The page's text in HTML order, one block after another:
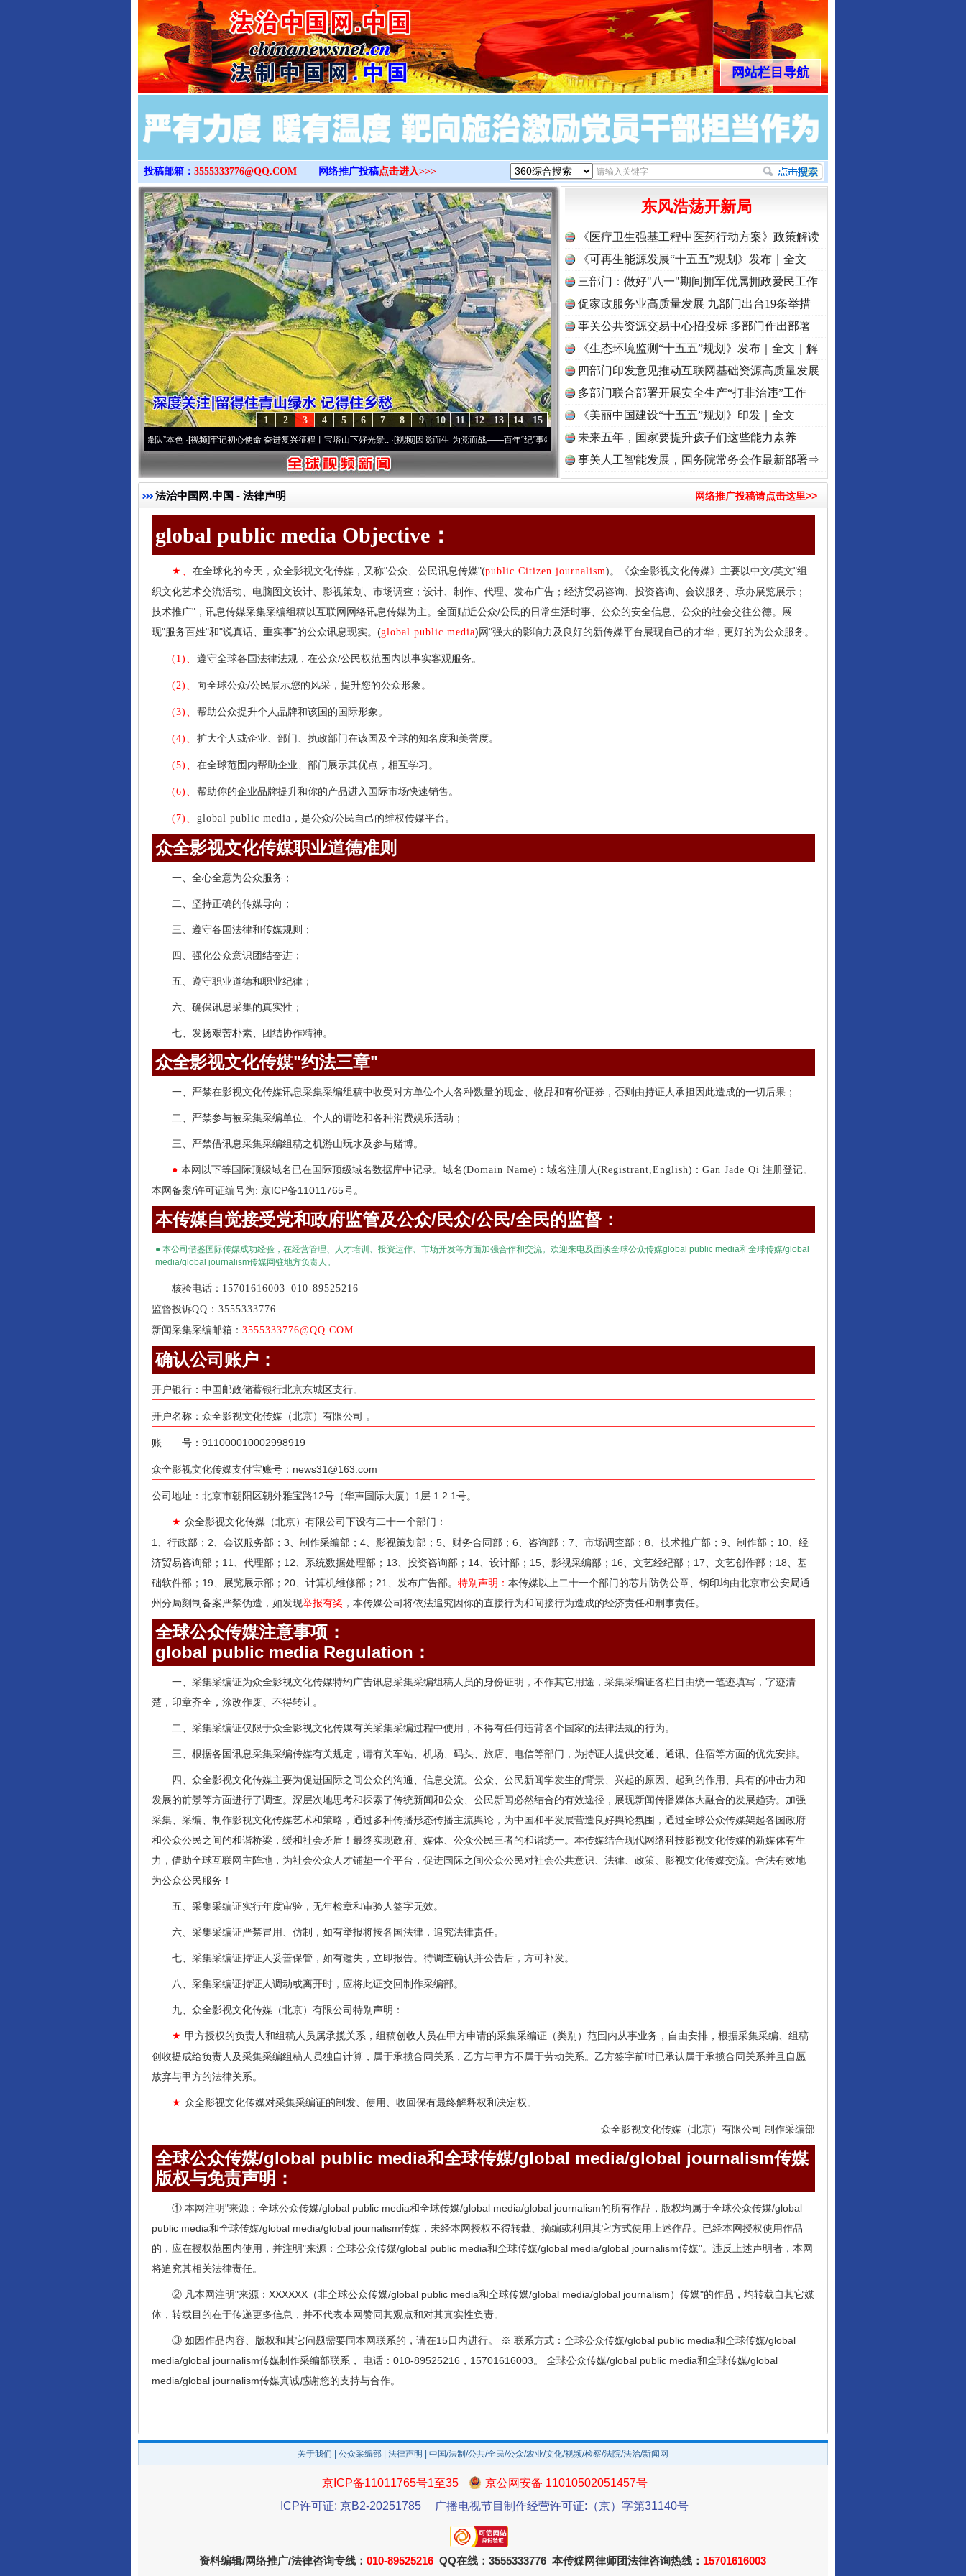
>
网站栏目导航
投稿邮箱： 3555333776@QQ.COM 网络推广投稿点击进入>>>
15
14
13
12
11
10
9
8
7
6
5
4
3
2
1
·[视频]牢记初心使命 奋进复兴征程丨宝塔山下好光景..·[视频]因党而生 为党而战——百年“纪”事⑧加强纪律.. ·[视频] 牢记初心使命 奋进复兴征程丨“转折之城”激荡..·[视频]牢记初心使命 奋进复兴征程丨红船起航处 潮起..
东风浩荡开新局
《医疗卫生强基工程中医药行动方案》政策解读
《可再生能源发展“十五五”规划》发布｜全文
三部门：做好"八一"期间拥军优属拥政爱民工作
促家政服务业高质量发展 九部门出台19条举措
事关公共资源交易中心招投标 多部门作出部署
《生态环境监测“十五五”规划》发布｜全文｜解
读
四部门印发意见推动互联网基础资源高质量发展
多部门联合部署开展安全生产“打非治违”工作
《美丽中国建设“十五五”规划》印发｜全文
未来五年，国家要提升孩子们这些能力素养
事关人工智能发展，国务院常务会作最新部署⇒
法治中国网.中国 - 法律声明 网络推广投稿请点击这里>>
global public media Objective：
★、 在全球化的今天，众全影视文化传媒，又称"公众、公民讯息传媒"(public Citizen journalism)。《众全影视文化传媒》主要以中文/英文"组
织文化艺术交流活动、电脑图文设计、影视策划、市场调查；设计、制作、代理、发布广告；经济贸易咨询、投资咨询、会议服务、承办展览展示；
技术推广"，讯息传媒采集采编组稿以互联网网络讯息传媒为主。全面贴近公众/公民的日常生活时事、公众的安全信息、公众的社会交往公德。展
现"服务百姓"和"说真话、重实事"的公众讯息现实。(global public media)网"强大的影响力及良好的新传媒平台展现自己的才华，更好的为公众服务。
(1)、 遵守全球各国法律法规，在公众/公民权范围内以事实客观服务。
(2)、 向全球公众/公民展示您的风采，提升您的公众形象。
(3)、 帮助公众提升个人品牌和该国的国际形象。
(4)、 扩大个人或企业、部门、执政部门在该国及全球的知名度和美誉度。
(5)、 在全球范围内帮助企业、部门展示其优点，相互学习。
(6)、 帮助你的企业品牌提升和你的产品进入国际市场快速销售。
(7)、 global public media ，是公众/公民自己的维权传媒平台。
众全影视文化传媒职业道德准则
一、全心全意为公众服务；
二、坚持正确的传媒导向；
三、遵守各国法律和传媒规则；
四、强化公众意识团结奋进；
五、遵守职业道德和职业纪律；
六、确保讯息采集的真实性；
七、发扬艰苦朴素、团结协作精神。
众全影视文化传媒"约法三章"
一、严禁在影视文化传媒讯息采集采编组稿中收受对方单位个人各种数量的现金、物品和有价证券，否则由持证人承担因此造成的一切后果；
二、严禁参与被采集采编单位、个人的请吃和各种消费娱乐活动；
三、严禁借讯息采集采编组稿之机游山玩水及参与赌博。
● 本网以下等国际顶级域名已在国际顶级域名数据库中记录。域名(Domain Name)：域名注册人(Registrant,English)： Gan Jade Qi 注册登记。
本网备案/许可证编号为: 京ICP备11011765号。
本传媒自觉接受党和政府监管及公众/民众/公民/全民的监督：
● 本公司借鉴国际传媒成功经验，在经营管理、人才培训、投资运作、市场开发等方面加强合作和交流。欢迎来电及面谈全球公众传媒global public media和全球传媒/global
media/global journalism传媒网驻地方负责人。
核验电话： 15701616003 010-89525216
监督投诉QQ：3555333776
新闻采集采编邮箱： 3555333776@QQ.COM
确认公司账户：
开户银行：中国邮政储蓄银行北京东城区支行。
开户名称：众全影视文化传媒（北京）有限公司 。
账 号：911000010002998919
众全影视文化传媒支付宝账号：news31@163.com
公司地址：北京市朝阳区朝外雅宝路12号（华声国际大厦）1层 1 2 1号。
★ 众全影视文化传媒（北京）有限公司下设有二十一个部门：
1、行政部；2、会议服务部；3、制作采编部；4、影视策划部；5、财务合同部；6、咨询部；7、市场调查部；8、技术推广部；9、制作部；10、经
济贸易咨询部；11、代理部；12、系统数据处理部；13、投资咨询部；14、设计部；15、影视采编部；16、文艺经纪部；17、文艺创作部；18、基
础软件部；19、展览展示部；20、计算机维修部；21、发布广告部。 特别声明： 本传媒以上二十一个部门的芯片防伪公章、钢印均由北京市公安局通
州分局刻制备案严禁伪造，如发现举报有奖 ，本传媒公司将依法追究因你的直接行为和间接行为造成的经济责任和刑事责任。
全球公众传媒注意事项：
global public mediaRegulation：
一、采集采编证为众全影视文化传媒特约广告讯息采集采编组稿人员的身份证明，不作其它用途，采集采编证各栏目由统一笔迹填写，字迹清
楚，印章齐全，涂改作废、不得转让。
二、采集采编证仅限于众全影视文化传媒有关采集采编过程中使用，不得有任何违背各个国家的法律法规的行为。
三、根据各国讯息采集采编传媒有关规定，请有关车站、机场、码头、旅店、电信等部门，为持证人提供交通、通讯、住宿等方面的优先安排。
四、众全影视文化传媒主要为促进国际之间公众的沟通、信息交流。公众、公民新闻学发生的背景、兴起的原因、起到的作用、具有的冲击力和
发展的前景等方面进行了调查。深层次地思考和探索了传统新闻和公众、公民新闻必然结合的有效途径，展现新闻传播媒体大融合的发展趋势。加强
采集、采编、制作影视文化传媒艺术和策略，通过多种传播形态传播主流舆论，为中国和平发展营造良好舆论氛围，通过全球公众传媒架起各国政府
和公众公民之间的和谐桥梁，缓和社会矛盾！最终实现政府、媒体、公众公民三者的和谐统一。本传媒结合现代网络科技影视文化传媒的新媒体有生
力，借助全球互联网主阵地，为社会公众人才铺垫一个平台，促进国际之间公众公民对社会公共意识、法律、政策、影视文化传媒交流。合法有效地
为公众公民服务！
五、采集采编证实行年度审验，无年检章和审验人签字无效。
六、采集采编证严禁冒用、仿制，如有举报将按各国法律，追究法律责任。
七、采集采编证持证人妥善保管，如有遗失，立即报告。待调查确认并公告后，方可补发。
八、采集采编证持证人调动或离开时，应将此证交回制作采编部。
九、众全影视文化传媒（北京）有限公司特别声明：
★ 甲方授权的负责人和组稿人员属承揽关系，组稿创收人员在甲方申请的采集采编证（类别）范围内从事业务，自由安排，根据采集采编、组稿
创收提成给负责人及采集采编组稿人员独自计算，属于承揽合同关系，乙方与甲方不属于劳动关系。乙方签字前时已承认属于承揽合同关系并且自愿
放弃与甲方的法律关系。
★ 众全影视文化传媒对采集采编证的制发、使用、收回保有最终解释权和决定权。
众全影视文化传媒（北京）有限公司 制作采编部
全球公众传媒/global public media和全球传媒/global media/global journalism传媒
版权与免责声明：
① 本网注明"来源：全球公众传媒/global public media和全球传媒/global media/global journalism的所有作品，版权均属于全球公众传媒/global
public media和全球传媒/global media/global journalism传媒，未经本网授权不得转载、摘编或利用其它方式使用上述作品。已经本网授权使用作品
的，应在授权范围内使用，并注明"来源：全球公众传媒/global public media和全球传媒/global media/global journalism传媒"。违反上述声明者，本网
将追究其相关法律责任。
② 凡本网注明"来源：XXXXXX（非全球公众传媒/global public media和全球传媒/global media/global journalism）传媒"的作品，均转载自其它媒
体，转载目的在于传递更多信息，并不代表本网赞同其观点和对其真实性负责。
③ 如因作品内容、版权和其它问题需要同本网联系的，请在15日内进行。 ※ 联系方式：全球公众传媒/global public media和全球传媒/global
media/global journalism传媒制作采编部联系， 电话：010-89525216，15701616003。 全球公众传媒/global public media和全球传媒/global
media/global journalism传媒真诚感谢您的支持与合作。
关于我们 公众采编部 法律声明 | 中国/法制/公共/全民/公众/农业/文化/视频/检察/法院/法治/新闻网
京ICP备11011765号1至35
京公网安备 11010502051457号
ICP许可证: 京B2-20251785
广播电视节目制作经营许可证:（京）字第31140号
资料编辑/网络推广/法律咨询专线： 010-89525216 QQ在线：3555333776 本传媒网律师团法律咨询热线： 15701616003